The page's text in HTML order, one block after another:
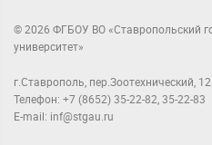
© 2026 ФГБОУ ВО «Ставропольский
университет»
г.Ставрополь, пер.Зоотехнический, 12.
Телефон: +7 (8652) 35-22-82, 35-22-83
E-mail: inf@stgau.ru